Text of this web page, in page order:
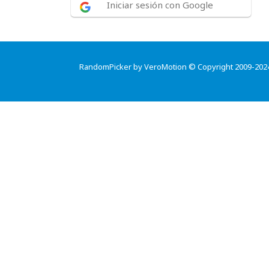
Iniciar sesión con Google
RandomPicker by VeroMotion © Copyright 2009-